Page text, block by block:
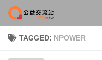
Skip to content
TAGGED: NPOWER